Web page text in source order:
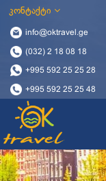
კონტაქტი
info@oktravel.ge
(032) 2 18 08 18
+995 592 25 25 28
+995 592 25 25 48